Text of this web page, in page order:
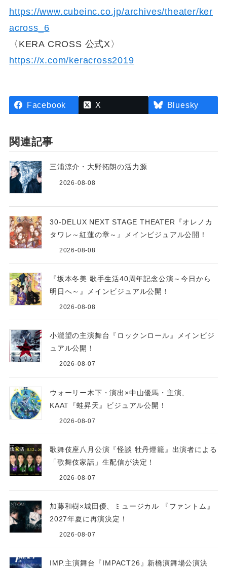
https://www.cubeinc.co.jp/archives/theater/ker
across_6
〈KERA CROSS 公式X〉
https://x.com/keracross2019
Facebook X Bluesky
関連記事
三浦涼介・大野拓朗の活力源
2026-08-08
30-DELUX NEXT STAGE THEATER『オレノカ
タワレ～紅蓮の章～』メインビジュアル公開！
2026-08-08
『坂本冬美 歌手生活40周年記念公演～今日から
明日へ～』メインビジュアル公開！
2026-08-08
小瀧望の主演舞台『ロックンロール』メインビジ
ュアル公開！
2026-08-07
ウォーリー木下・演出×中山優馬・主演、
KAAT『蛙昇天』ビジュアル公開！
2026-08-07
歌舞伎座八月公演『怪談 牡丹燈籠』出演者による
「歌舞伎家話」生配信が決定！
2026-08-07
加藤和樹×城田優、ミュージカル 『ファントム』
2027年夏に再演決定！
2026-08-07
IMP.主演舞台『IMPACT26』新橋演舞場公演決